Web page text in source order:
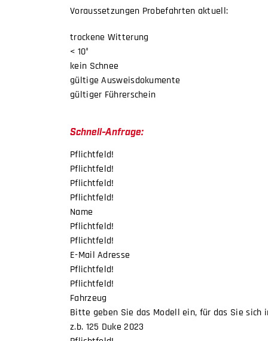
Voraussetzungen Probefahrten aktuell:
trockene Witterung
< 10°
kein Schnee
gültige Ausweisdokumente
gültiger Führerschein
Schnell-Anfrage:
Pflichtfeld!
Pflichtfeld!
Pflichtfeld!
Pflichtfeld!
Name
Pflichtfeld!
Pflichtfeld!
E-Mail Adresse
Pflichtfeld!
Pflichtfeld!
Fahrzeug
Bitte geben Sie das Modell ein, für das Sie sich
z.b. 125 Duke 2023